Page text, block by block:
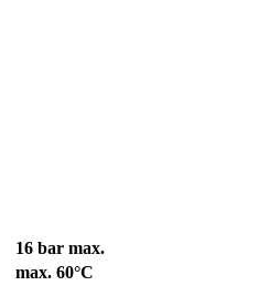
16 bar max.
max. 60°C